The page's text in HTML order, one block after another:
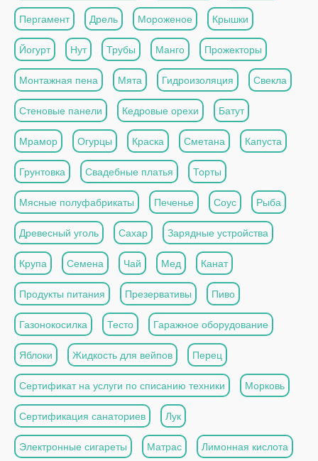
Пергамент Дрель Мороженое Крышки
Йогурт Нут Трубы Манго Прожекторы
Монтажная пена Мята Гидроизоляция Свекла
Стеновые панели Кедровые орехи Батут
Мрамор Огурцы Краска Сметана Капуста
Грунтовка Свадебные платья Торты
Мясные полуфабрикаты Печенье Соус Рыба
Древесный уголь Сахар Зарядные устройства
Крупа Семена Чай Мед Канат
Продукты питания Презервативы Пиво
Газонокосилка Тесто Гаражное оборудование
Яблоки Жидкость для вейпов Перец
Сертификат на услуги по списанию техники Морковь
Сертификация санаториев Лук
Электронные сигареты Матрас Лимонная кислота